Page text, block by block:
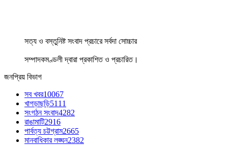
সত্য ও বস্তুনিষ্ট সংবাদ প্রচারে সর্বদা সোচ্চার
সম্পাদকমণ্ডলী দ্বারা প্রকাশিত ও প্রচারিত।
জনপ্রিয় বিভাগ
সব খবর10067
খাগড়াছড়ি5111
সংগঠন সংবাদ4282
রাঙামাটি2916
পার্বত্য চট্টগ্রাম2665
মানবাধিকার লঙ্ঘন2382